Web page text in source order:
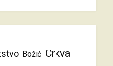
Božić Crkva